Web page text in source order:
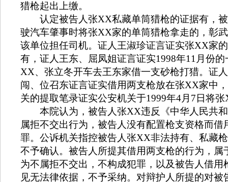
猎枪起出上缴。
认定被告人张XX私藏单筒猎枪的证据有，
驶汽车肇事时将张XX家的单筒猎枪拿走的，彰
该单位担任司机。证人王淑珍证言证实张XX家
有，证人王东、屈凤姐证言证实1998年11 月份
XX、张立冬开车去王东家借一支砂枪打猎。证
闯、位召东证言证实借用两支枪放在张XX家中
关的提取笔录证实公安机关于1999年4月 7 日将张
本院认为，被告人张XX违反《中华人民共
属拒不交出行为，被告人没有配置枪支资格而
罪。公诉机关指控被告人张XX非法持有、私藏
不予确认。被告人所提其借用两支枪的行为，
为不属拒不交出，不构成犯罪，以及被告人借
见无法律依据，不予采纳。 对辩护人所提的对被